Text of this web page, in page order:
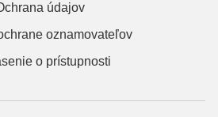
údajov
oznamovateľov
o prístupnosti